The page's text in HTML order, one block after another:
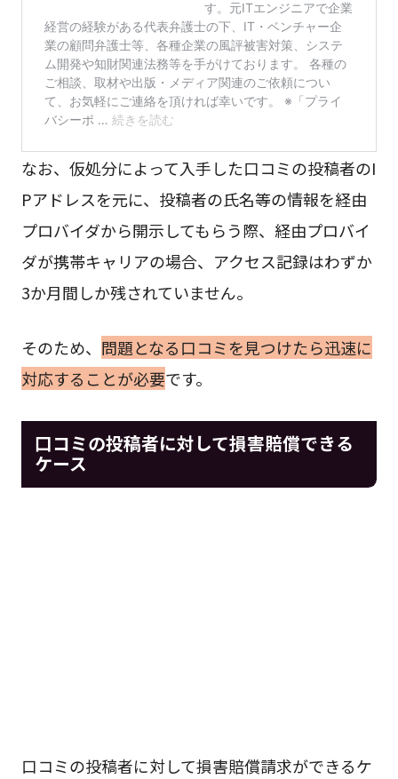
なお、仮処分によって入手した口コミの投稿者のI
Pアドレスを元に、投稿者の氏名等の情報を経由
プロバイダから開示してもらう際、経由プロバイ
ダが携帯キャリアの場合、アクセス記録はわずか
3か月間しか残されていません。
そのため、 問題となる口コミを見つけたら迅速に
対応することが必要です。
口コミの投稿者に対して損害賠償できる
ケース
口コミの投稿者に対して損害賠償請求ができるケ